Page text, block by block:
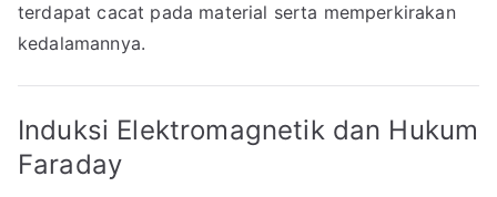
terdapat cacat pada material serta memperkirakan
kedalamannya.
Induksi Elektromagnetik dan Hukum
Faraday